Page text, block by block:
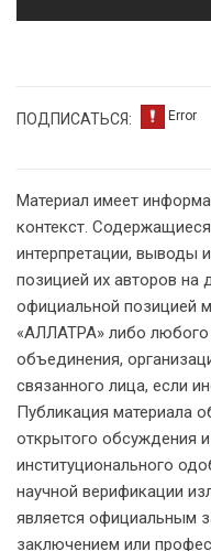
ПОДПИСАТЬСЯ:
Материал имеет
контекст.
интерпретации, выводы
позицией их авторов на
официальной позицией
«АЛЛАТРА» либо любого
объединения,
связанного лица, если
Публикация материала
открытого обсуждения
институционального
научной верификации
является официальным
заключением или